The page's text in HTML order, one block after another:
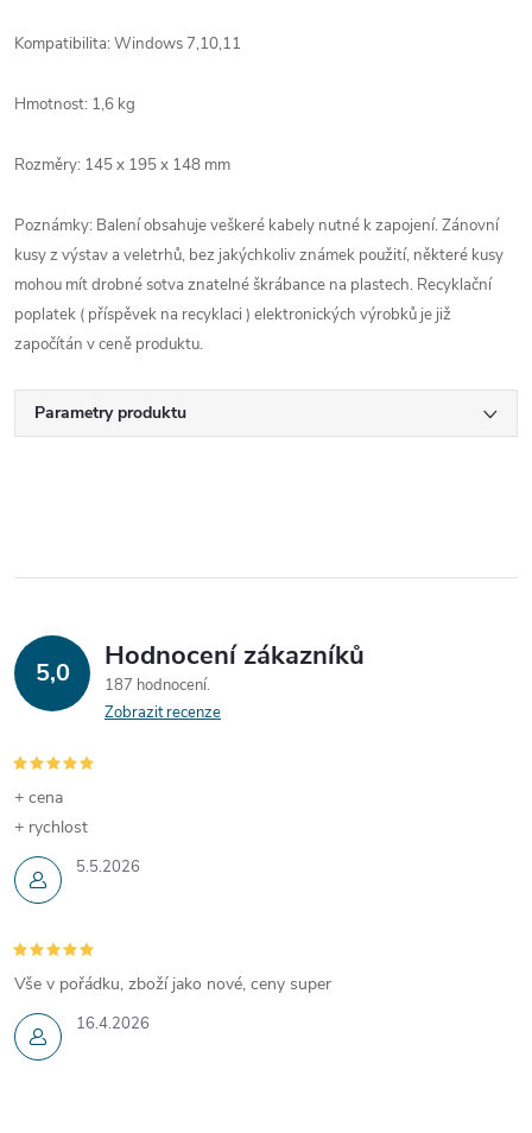
Kompatibilita:Windows 7,10,11
Hmotnost: 1,6 kg
Rozměry: 145 x 195 x 148 mm
Poznámky: Balení obsahuje veškeré kabely nutné k zapojení. Zánovní
kusy z výstav a veletrhů, bez jakýchkoliv známek použití, některé kusy
mohou mít drobné sotva znatelné škrábance na plastech. Recyklační
poplatek ( příspěvek na recyklaci ) elektronických výrobků je již
započítán v ceně produktu.
Parametry produktu
5,0 Hodnocení zákazníků
187 hodnocení
Zobrazit recenze
5.5.2026
+ cena
+ rychlost
16.4.2026
Vše v pořádku, zboží jako nové, ceny super